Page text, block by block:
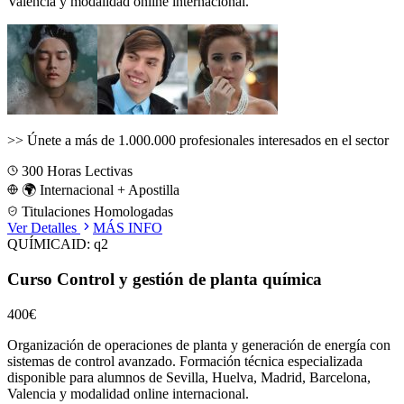
>> Únete a más de 1.000.000 profesionales interesados en el sector
300 Horas Lectivas
🌍 Internacional + Apostilla
Titulaciones Homologadas
Ver Detalles
MÁS INFO
QUÍMICAID: q2
Curso Control y gestión de planta química
400€
Organización de operaciones de planta y generación de energía con
sistemas de control avanzado. Formación técnica especializada
disponible para alumnos de Sevilla, Huelva, Madrid, Barcelona,
Valencia y modalidad online internacional.